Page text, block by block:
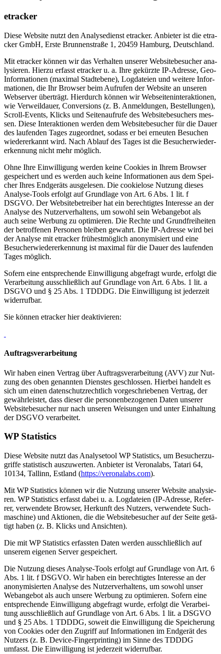
etra­cker
Die­se Web­site nutzt den Ana­ly­se­dienst etra­cker. Anbie­ter ist die etra­
cker GmbH, Ers­te Brun­nen­stra­ße 1, 20459 Ham­burg, Deutsch­land.
Mit etra­cker kön­nen wir das Ver­hal­ten unse­rer Web­site­be­su­cher ana­
ly­sie­ren. Hier­zu erfasst etra­cker u. a. Ihre gekürz­te IP-Adres­se, Geo-
Infor­ma­tio­nen (maxi­mal Stadt­ebe­ne), Log­da­tei­en und wei­te­re Infor­
ma­tio­nen, die Ihr Brow­ser beim Auf­ru­fen der Web­site an unse­ren
Web­ser­ver über­trägt. Hier­durch kön­nen wir Web­sei­ten­in­ter­ak­tio­nen,
wie Ver­weil­dau­er, Con­ver­si­ons (z. B. Anmel­dun­gen, Bestel­lun­gen),
Scroll-Events, Klicks und Sei­ten­auf­ru­fe des Web­site­be­su­chers mes­
sen. Die­se Inter­ak­tio­nen wer­den dem Web­site­be­su­cher für die Dau­er
des lau­fen­den Tages zuge­ord­net, sodass er bei erneu­ten Besu­chen
wie­der­erkannt wird. Nach Ablauf des Tages ist die Besu­cher­wie­der­
erken­nung nicht mehr mög­lich.
Ohne Ihre Ein­wil­li­gung wer­den kei­ne Coo­kies in Ihrem Brow­ser
gespei­chert und es wer­den auch kei­ne Infor­ma­tio­nen aus dem Spei­
cher Ihres End­ge­räts aus­ge­le­sen. Die coo­kiel­o­se Nut­zung die­ses
Ana­ly­se-Tools erfolgt auf Grund­la­ge von Art. 6 Abs. 1 lit. f
DSGVO. Der Web­site­be­trei­ber hat ein berech­tig­tes Inter­es­se an der
Ana­ly­se des Nut­zer­ver­hal­tens, um sowohl sein Web­an­ge­bot als
auch sei­ne Wer­bung zu opti­mie­ren. Die Rech­te und Grund­frei­hei­ten
der betrof­fe­nen Per­so­nen blei­ben gewahrt. Die IP-Adres­se wird bei
der Ana­ly­se mit etra­cker frü­hest­mög­lich anony­mi­siert und eine
Besu­cher­wie­der­erken­nung ist maxi­mal für die Dau­er des lau­fen­den
Tages mög­lich.
Sofern eine ent­spre­chen­de Ein­wil­li­gung abge­fragt wur­de, erfolgt die
Ver­ar­bei­tung aus­schließ­lich auf Grund­la­ge von Art. 6 Abs. 1 lit. a
DSGVO und § 25 Abs. 1 TDDDG. Die Ein­wil­li­gung ist jeder­zeit
wider­ruf­bar.
Sie kön­nen etra­cker hier deak­ti­vie­ren:
Auf­trags­ver­ar­bei­tung
Wir haben einen Ver­trag über Auf­trags­ver­ar­bei­tung (AVV) zur Nut­
zung des oben genann­ten Diens­tes geschlos­sen. Hier­bei han­delt es
sich um einen daten­schutz­recht­lich vor­ge­schrie­be­nen Ver­trag, der
gewähr­leis­tet, dass die­ser die per­so­nen­be­zo­ge­nen Daten unse­rer
Web­site­be­su­cher nur nach unse­ren Wei­sun­gen und unter Ein­hal­tung
der DSGVO ver­ar­bei­tet.
WP Sta­tis­tics
Die­se Web­site nutzt das Ana­ly­se­tool WP Sta­tis­tics, um Besu­cher­zu­
grif­fe sta­tis­tisch aus­zu­wer­ten. Anbie­ter ist Vero­nalabs, Tata­ri 64,
10134, Tal­linn, Est­land (https://veronalabs.com).
Mit WP Sta­tis­tics kön­nen wir die Nut­zung unse­rer Web­site ana­ly­sie­
ren. WP Sta­tis­tics erfasst dabei u. a. Log­da­tei­en (IP-Adres­se, Refer­
rer, ver­wen­de­te Brow­ser, Her­kunft des Nut­zers, ver­wen­de­te Such­
ma­schi­ne) und Aktio­nen, die die Web­site­be­su­cher auf der Sei­te getä­
tigt haben (z. B. Klicks und Ansich­ten).
Die mit WP Sta­tis­tics erfass­ten Daten wer­den aus­schließ­lich auf
unse­rem eige­nen Ser­ver gespei­chert.
Die Nut­zung die­ses Ana­ly­se-Tools erfolgt auf Grund­la­ge von Art. 6
Abs. 1 lit. f DSGVO. Wir haben ein berech­tig­tes Inter­es­se an der
anony­mi­sier­ten Ana­ly­se des Nut­zer­ver­hal­tens, um sowohl unser
Web­an­ge­bot als auch unse­re Wer­bung zu opti­mie­ren. Sofern eine
ent­spre­chen­de Ein­wil­li­gung abge­fragt wur­de, erfolgt die Ver­ar­bei­
tung aus­schließ­lich auf Grund­la­ge von Art. 6 Abs. 1 lit. a DSGVO
und § 25 Abs. 1 TDDDG, soweit die Ein­wil­li­gung die Spei­che­rung
von Coo­kies oder den Zugriff auf Infor­ma­tio­nen im End­ge­rät des
Nut­zers (z. B. Device-Fin­ger­prin­ting) im Sin­ne des TDDDG
umfasst. Die Ein­wil­li­gung ist jeder­zeit wider­ruf­bar.